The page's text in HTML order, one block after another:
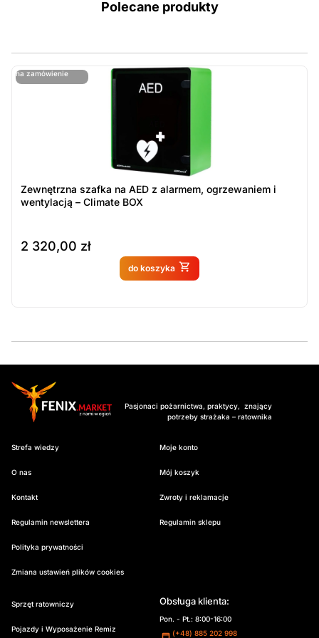
Polecane produkty
na zamówienie
ostatnie sztuki
Zewnętrzna szafka na AED z alarmem, ogrzewaniem i
wentylacją – Climate BOX
2 320,00 zł
do koszyka
Produkt dostępny na
Pasjonaci pożarnictwa, praktycy, znający
potrzeby strażaka – ratownika
Strefa wiedzy
O nas
Kontakt
Regulamin newslettera
Polityka prywatności
Zmiana ustawień plików cookies
Moje konto
Mój koszyk
Zwroty i reklamacje
Regulamin sklepu
Sprzęt ratowniczy
Pojazdy i Wyposażenie Remiz
Obsługa klienta:
Pon. - Pt.: 8:00-16:00
(+48) 885 202 998